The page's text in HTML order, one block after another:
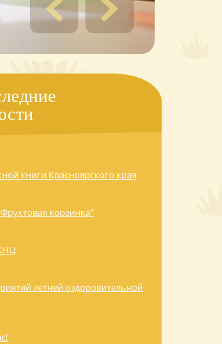
книги Красноярского края
корзинка"
летней оздоровительной